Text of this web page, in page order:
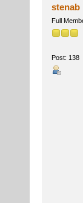
stenab
Full
Post: 138